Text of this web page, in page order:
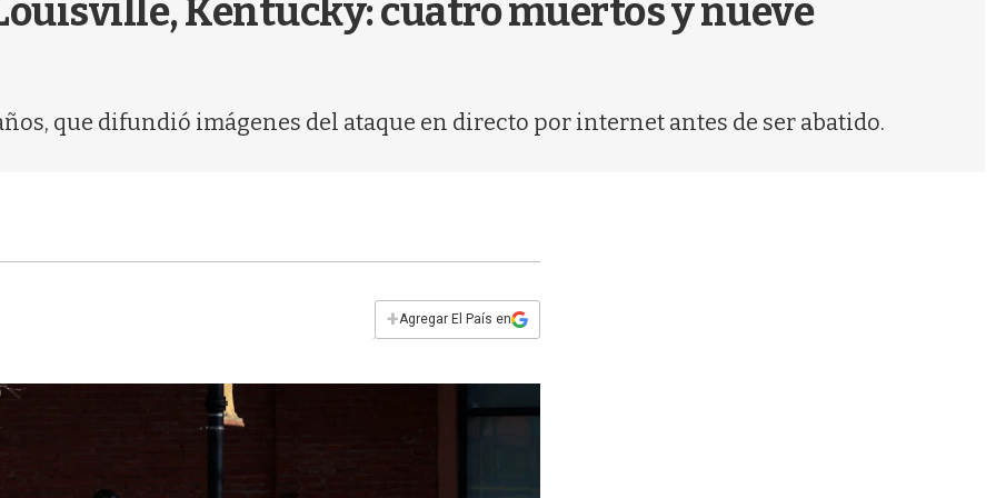
Kentucky: cuatro muertos y nueve
que difundió imágenes del ataque en directo por internet antes de ser abatido.
+Agregar El País en